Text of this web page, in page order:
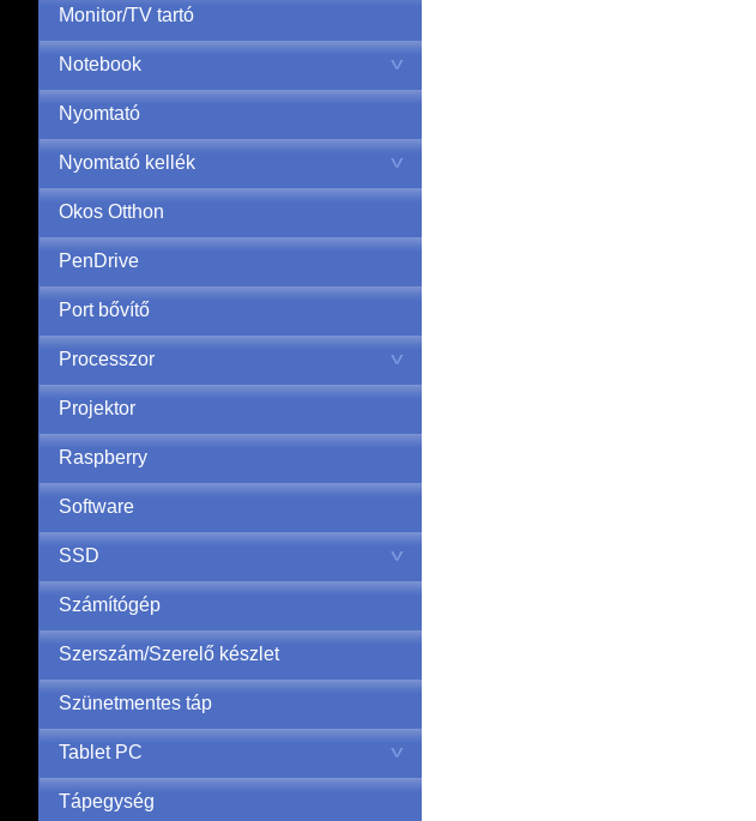
Monitor/TV tartó
Notebook
Nyomtató
Nyomtató kellék
Okos Otthon
PenDrive
Port bővítő
Processzor
Projektor
Raspberry
Software
SSD
Számítógép
Szerszám/Szerelő készlet
Szünetmentes táp
Tablet PC
Tápegység